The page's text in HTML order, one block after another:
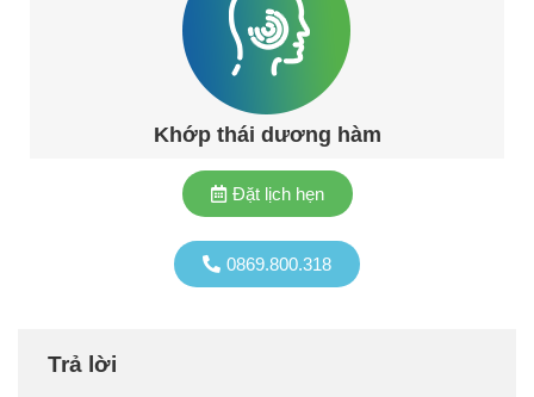
Khớp thái dương hàm
0869.800.318
Đặt lịch hẹn
Trả lời